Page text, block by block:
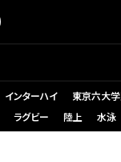
インターハイ
東京六大
ラグビー 陸上 水泳